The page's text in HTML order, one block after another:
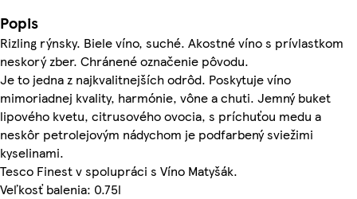
Popis
Rizling rýnsky. Biele víno, suché. Akostné víno s prívlastkom
neskorý zber. Chránené označenie pôvodu.
Je to jedna z najkvalitnejších odrôd. Poskytuje víno
mimoriadnej kvality, harmónie, vône a chuti. Jemný buket
lipového kvetu, citrusového ovocia, s príchuťou medu a
neskôr petrolejovým nádychom je podfarbený sviežimi
kyselinami.
Tesco Finest v spolupráci s Víno Matyšák.
Veľkosť balenia: 0.75l